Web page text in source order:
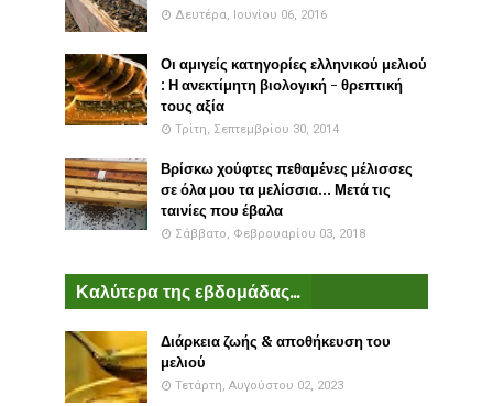
Δευτέρα, Ιουνίου 06, 2016
Οι αμιγείς κατηγορίες ελληνικού μελιού
: Η ανεκτίμητη βιολογική - θρεπτική
τους αξία
Τρίτη, Σεπτεμβρίου 30, 2014
Βρίσκω χούφτες πεθαμένες μέλισσες
σε όλα μου τα μελίσσια... Μετά τις
ταινίες που έβαλα
Σάββατο, Φεβρουαρίου 03, 2018
Καλύτερα της εβδομάδας...
Διάρκεια ζωής & αποθήκευση του
μελιού
Τετάρτη, Αυγούστου 02, 2023